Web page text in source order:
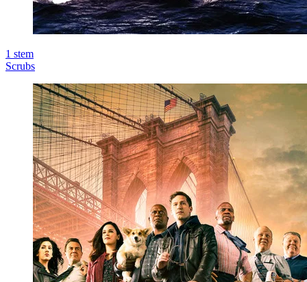
1 stem
Scrubs